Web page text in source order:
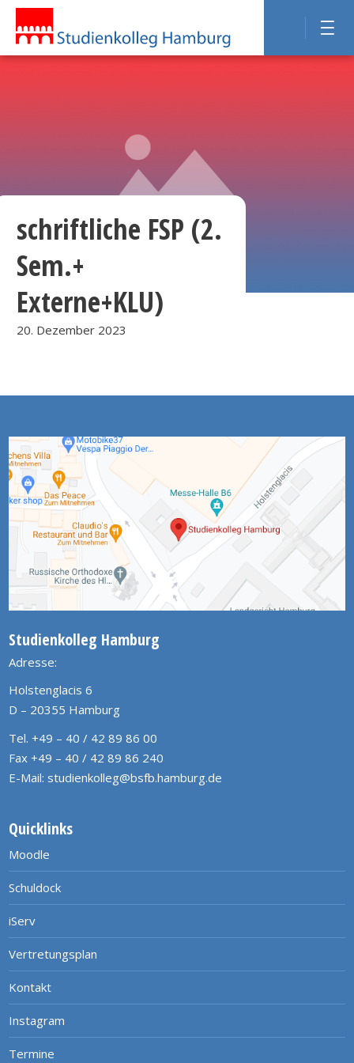
schriftliche FSP (2.
Sem.+
Externe+KLU)
20. Dezember 2023
Studienkolleg Hamburg
Adresse:
Holstenglacis 6
D – 20355 Hamburg
Tel. +49 – 40 / 42 89 86 00
Fax +49 – 40 / 42 89 86 240
E-Mail: studienkolleg@bsfb.hamburg.de
Quicklinks
Moodle
Schuldock
iServ
Vertretungsplan
Kontakt
Instagram
Termine